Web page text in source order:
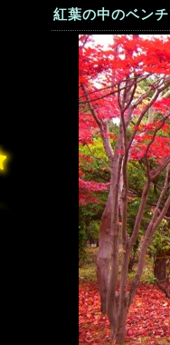
紅葉の中のベン